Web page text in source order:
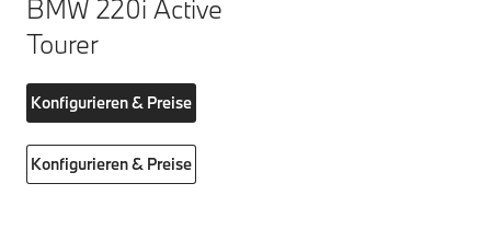
BMW 220i Active
Tourer
Konfigurieren & Preise
Konfigurieren & Preise